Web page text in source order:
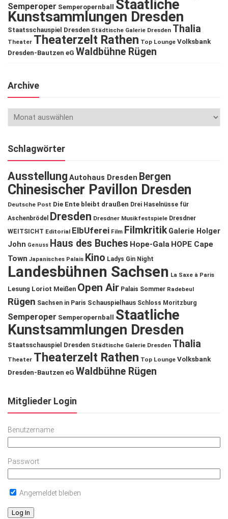
Semperoper Semperopernball Staatliche
Kunstsammlungen Dresden
Staatsschauspiel Dresden Städtische Galerie Dresden Thalia
Theater Theaterzelt Rathen Top Lounge Volksbank
Dresden-Bautzen eG Waldbühne Rügen
Archive
Schlagwörter
Ausstellung Autohaus Dresden Bergen
Chinesischer Pavillon Dresden
Deutsche Post Die Ente bleibt draußen Drei Haselnüsse für
Aschenbrödel
Dresden Dresdner Musikfestspiele Dresdner
WEITSICHT Editorial ElbUferei Film Filmkritik Galerie Holger
John Genuss Haus des Buches Hope-Gala HOPE Cape
Town Japanisches Palais Kino Ladys Gin Night
Landesbühnen Sachsen La Saxe à Paris
Lesung Loriot Meißen Open Air Palais Sommer Radebeul
Rügen Sachsen in Paris Schauspielhaus Schloss Moritzburg
Semperoper Semperopernball
Staatliche
Kunstsammlungen Dresden
Staatsschauspiel Dresden Städtische Galerie Dresden Thalia
Theater Theaterzelt Rathen Top Lounge Volksbank
Dresden-Bautzen eG Waldbühne Rügen
Mitglieder Login
Benutzername
Passwort
Angemeldet bleiben